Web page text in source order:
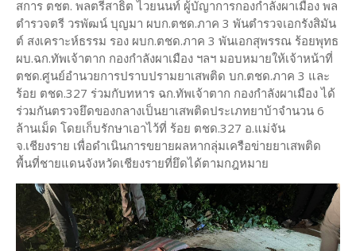
สการ ตชต. พลตรีสาธิต ไวยนนท์ ผู้บัญาการกองกำลังผาเมือง พล
ตำรวจตรี วรพัฒน์ บุญมา ผบก.ตชด.ภาค 3 พันตำรวจเอกรังสิมัน
ต์ สงเคราะห์ธรรม รอง ผบก.ตชด.ภาค 3 พันเอกสุพรรณ ร้อยพุทธ
ผบ.ฉก.ทัพเจ้าตาก กองกำลังผาเมือง ฯลฯ มอบหมายให้เจ้าหน้าที่
ตชด.ศูนย์อำนวยการปราบปรามยาเสพติด บก.ตชด.ภาค 3 และ
ร้อย ตชด.327 ร่วมกับทหาร ฉก.ทัพเจ้าตาก กองกำลังผาเมือง ได้
ร่วมกันตรวจยึดของกลางเป็นยาเสพติดประเภทยาบ้าจำนวน 6
ล้านเม็ด โดยเก็บรักษาเอาไว้ที่ ร้อย ตชด.327 อ.แม่จัน
จ.เชียงราย เพื่อดำเนินการขยายผลหากลุ่มเครือข่ายยาเสพติด
พื้นที่ชายแดนจังหวัดเชียงรายที่ยึดได้ตามกฎหมาย